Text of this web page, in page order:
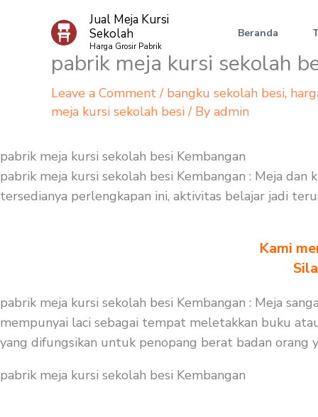
Jual Meja Kursi
Sekolah
Harga Grosir Pabrik
Beranda
pabrik meja kursi sekolah
Leave a Comment / bangku sekolah besi,
meja kursi sekolah besi/ By admin
pabrik meja kursi sekolah besi Kembangan
pabrik meja kursi sekolah besi Kembangan : Meja
tersedianya perlengkapan ini, aktivitas belajar jadi
Kami
pabrik meja kursi sekolah besi Kembangan : Meja
mempunyai laci sebagai tempat meletakkan buku
yang difungsikan untuk penopang berat badan orang
pabrik meja kursi sekolah besi Kembangan